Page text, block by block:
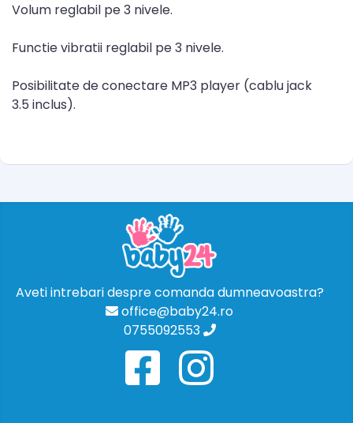
Volum reglabil pe 3 nivele.
Functie vibratii reglabil pe 3 nivele.
Posibilitate de conectare MP3 player (cablu jack
3.5 inclus).
Aveti intrebari despre comanda dumneavoastra?
office@baby24.ro
0755092553